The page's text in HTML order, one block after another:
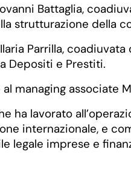
Battaglia,
strutturazione della
Parrilla,
Depositi e Prestiti.
managing associate
ha lavorato
internazionale, e
legale imprese e